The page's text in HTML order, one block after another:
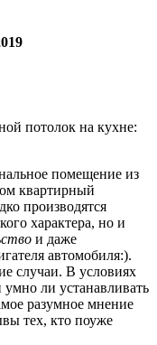
помещение из
квартирный
производятся
характера, но и
и даже
автомобиля:).
случаи. В условиях
ли устанавливать
разумное мнение
тех, кто поуже